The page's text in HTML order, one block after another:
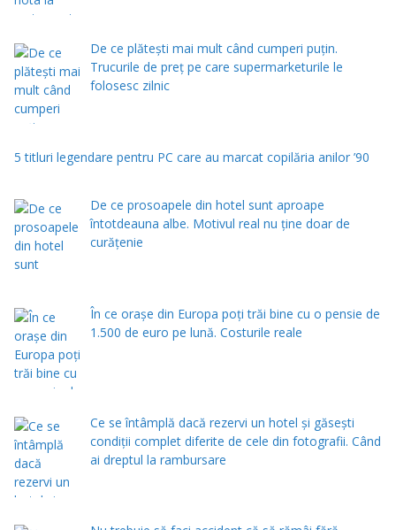
De ce plătești mai mult când cumperi puțin.
Trucurile de preț pe care supermarketurile le
folosesc zilnic
5 titluri legendare pentru PC care au marcat copilăria anilor ’90
De ce prosoapele din hotel sunt aproape
întotdeauna albe. Motivul real nu ține doar de
curățenie
În ce orașe din Europa poți trăi bine cu o pensie de
1.500 de euro pe lună. Costurile reale
Ce se întâmplă dacă rezervi un hotel și găsești
condiții complet diferite de cele din fotografii. Când
ai dreptul la rambursare